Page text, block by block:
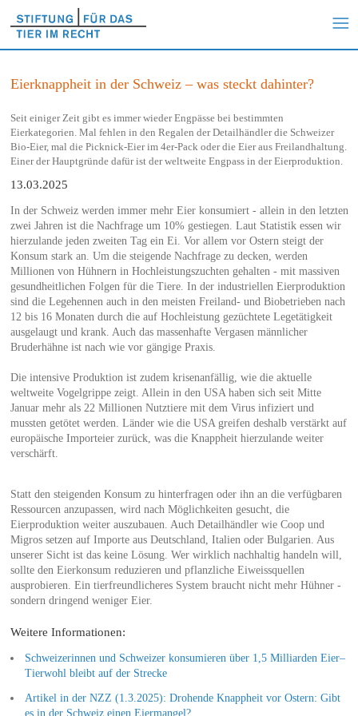
Eierknappheit in der Schweiz – was steckt dahinter?
Seit einiger Zeit gibt es immer wieder Engpässe bei bestimmten
Eierkategorien. Mal fehlen in den Regalen der Detailhändler die Schweizer
Bio-Eier, mal die Picknick-Eier im 4er-Pack oder die Eier aus Freilandhaltung.
Einer der Hauptgründe dafür ist der weltweite Engpass in der Eierproduktion.
13.03.2025
In der Schweiz werden immer mehr Eier konsumiert - allein in den letzten
zwei Jahren ist die Nachfrage um 10% gestiegen. Laut Statistik essen wir
hierzulande jeden zweiten Tag ein Ei. Vor allem vor Ostern steigt der
Konsum stark an. Um die steigende Nachfrage zu decken, werden
Millionen von Hühnern in Hochleistungszuchten gehalten - mit massiven
gesundheitlichen Folgen für die Tiere. In der industriellen Eierproduktion
sind die Legehennen auch in den meisten Freiland- und Biobetrieben nach
12 bis 16 Monaten durch die auf Hochleistung gezüchtete Legetätigkeit
ausgelaugt und krank. Auch das massenhafte Vergasen männlicher
Bruderhähne ist nach wie vor gängige Praxis.
Die intensive Produktion ist zudem krisenanfällig, wie die aktuelle
weltweite Vogelgrippe zeigt. Allein in den USA haben sich seit Mitte
Januar mehr als 22 Millionen Nutztiere mit dem Virus infiziert und
mussten getötet werden. Länder wie die USA greifen deshalb verstärkt auf
europäische Importeier zurück, was die Knappheit hierzulande weiter
verschärft.
Statt den steigenden Konsum zu hinterfragen oder ihn an die verfügbaren
Ressourcen anzupassen, wird nach Möglichkeiten gesucht, die
Eierproduktion weiter auszubauen. Auch Detailhändler wie Coop und
Migros setzen auf Importe aus Deutschland, Italien oder Bulgarien. Aus
unserer Sicht ist das keine Lösung. Wer wirklich nachhaltig handeln will,
sollte den Eierkonsum reduzieren und pflanzliche Eiweissquellen
ausprobieren. Ein tierfreundlicheres System braucht nicht mehr Hühner -
sondern dringend weniger Eier.
Weitere Informationen:
Schweizerinnen und Schweizer konsumieren über 1,5 Milliarden Eier–
Tierwohl bleibt auf der Strecke
Artikel in der NZZ (1.3.2025): Drohende Knappheit vor Ostern: Gibt
es in der Schweiz einen Eiermangel?